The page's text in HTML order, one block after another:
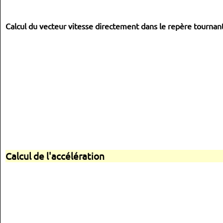
Calcul du vecteur vitesse directement dans le repère
Calcul de l'accélération